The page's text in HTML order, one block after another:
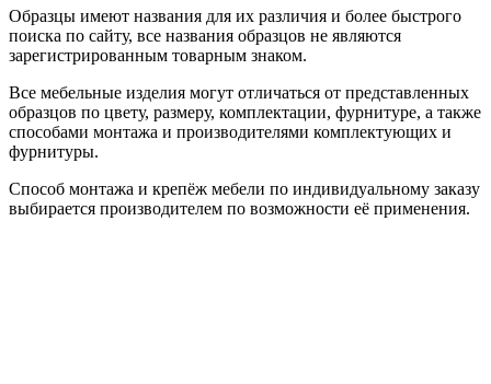
Образцы имеют названия для их различия и более быстрого
поиска по сайту, все названия образцов не являются
зарегистрированным товарным знаком.
Все мебельные изделия могут отличаться от представленных
образцов по цвету, размеру, комплектации, фурнитуре, а также
способами монтажа и производителями комплектующих и
фурнитуры.
Способ монтажа и крепёж мебели по индивидуальному заказу
выбирается производителем по возможности её применения.